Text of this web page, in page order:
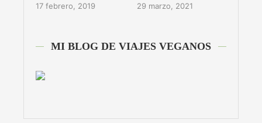
17 febrero, 2019
29 marzo, 2021
MI BLOG DE VIAJES VEGANOS